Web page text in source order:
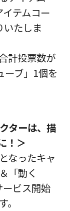
イテムコー
いたしま
計投票数が
ーブ」1個を
ターは、描
！＞
なったキャ
「動く
ビス開始